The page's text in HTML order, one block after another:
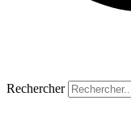
Rechercher